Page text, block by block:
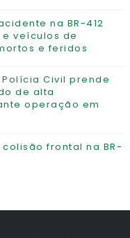
na BR-412
veículos de
e feridos
Civil prende
de alta
operação em
frontal na BR-